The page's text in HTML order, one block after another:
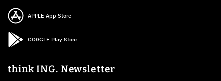
APPLE App Store
GOOGLE Play Store
think ING. Newsletter